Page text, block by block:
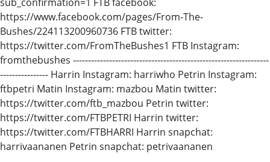
https://www.facebook.com/pages/From-The-
Bushes/224113200960736 FTB twitter:
https://twitter.com/FromTheBushes1 FTB Instagram:
fromthebushes ----------------------------------------­-------------------------
---------------­- Harrin Instagram: harriwho Petrin Instagram:
ftbpetri Matin Instagram: mazbou Matin twitter:
https://twitter.com/ftb_mazbou Petrin twitter:
https://twitter.com/FTBPETRI Harrin twitter:
https://twitter.com/FTBHARRI Harrin snapchat:
harrivaananen Petrin snapchat: petrivaananen